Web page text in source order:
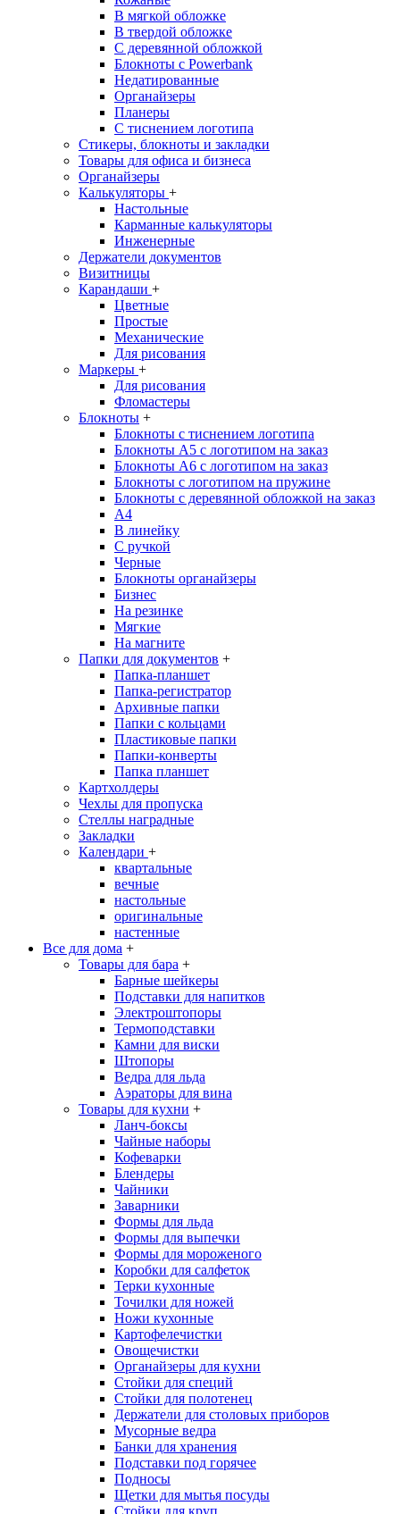
В мягкой обложке
В твердой обложке
С деревянной обложкой
Блокноты с Powerbank
Недатированные
Органайзеры
Планеры
С тиснением логотипа
Стикеры, блокноты и закладки
Товары для офиса и бизнеса
Органайзеры
Калькуляторы +
Настольные
Карманные калькуляторы
Инженерные
Держатели документов
Визитницы
Карандаши +
Цветные
Простые
Механические
Для рисования
Маркеры +
Для рисования
Фломастеры
Блокноты +
Блокноты с тиснением логотипа
Блокноты А5 с логотипом на заказ
Блокноты А6 с логотипом на заказ
Блокноты с логотипом на пружине
Блокноты с деревянной обложкой на заказ
A4
В линейку
С ручкой
Черные
Блокноты органайзеры
Бизнес
На резинке
Мягкие
На магните
Папки для документов +
Папка-планшет
Папка-регистратор
Архивные папки
Папки с кольцами
Пластиковые папки
Папки-конверты
Папка планшет
Картхолдеры
Чехлы для пропуска
Стеллы наградные
Закладки
Календари +
квартальные
вечные
настольные
оригинальные
настенные
Все для дома +
Товары для бара +
Барные шейкеры
Подставки для напитков
Электроштопоры
Термоподставки
Камни для виски
Штопоры
Ведра для льда
Аэраторы для вина
Товары для кухни +
Ланч-боксы
Чайные наборы
Кофеварки
Блендеры
Чайники
Заварники
Формы для льда
Формы для выпечки
Формы для мороженого
Коробки для салфеток
Терки кухонные
Точилки для ножей
Ножи кухонные
Картофелечистки
Овощечистки
Органайзеры для кухни
Стойки для специй
Стойки для полотенец
Держатели для столовых приборов
Мусорные ведра
Банки для хранения
Подставки под горячее
Подносы
Щетки для мытья посуды
Стойки для круп